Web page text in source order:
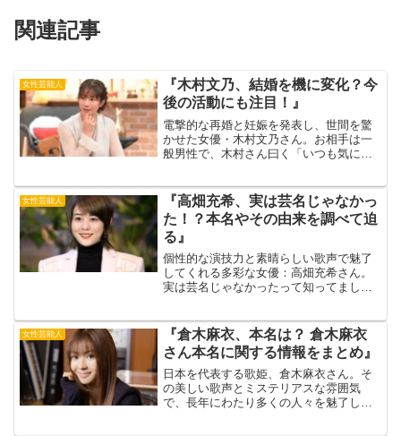
関連記事
女性芸能人
『木村文乃、結婚を機に変化？今
後の活動にも注目！』
電撃的な再婚と妊娠を発表し、世間を驚
かせた女優・木村文乃さん。お相手は一
般男性で、木村さん曰く「いつも気にか
一子を出産され、公私ともに順風満帆な
様子が伺えます。出典元：...
女性芸能人
『高畑充希、実は芸名じゃなかっ
た！？本名やその由来を調べて迫
る』
個性的な演技力と素晴らしい歌声で魅了
してくれる多彩な女優：高畑充希さん。
実は芸名じゃなかったって知ってまし
ょうか。出典元：Billboard JAPANこの記
事は、高畑...
女性芸能人
『倉木麻衣、本名は？ 倉木麻衣
さん本名に関する情報をまとめ』
日本を代表する歌姫、倉木麻衣さん。そ
の美しい歌声とミステリアスな雰囲気
で、長年にわたり多くの人々を魅了して